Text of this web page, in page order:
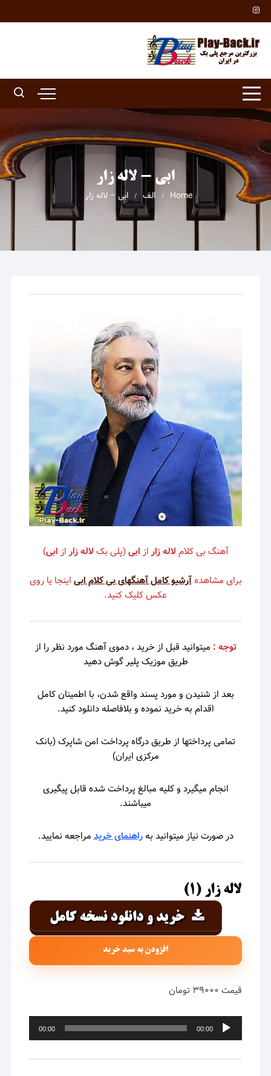
Skip
to
content
ابی - لاله زار
Home الف ابی – لاله زار
آهنگ بی کلام لاله زار از ابی(پلی بک لاله زار از ابی)
برای مشاهدهآرشیو کامل آهنگهای بی کلام ابی اینجا یا روی
عکس کلیک کنید.
توجه : میتوانید قبل از خرید ، دمویآهنگ مورد نظر را از
طریق موزیک پلیر گوش دهید
بعد از شنیدن و مورد پسند واقع شدن، با اطمینان کامل
اقدام به خرید نموده و بلافاصله دانلود کنید.
تمامی پرداختها از طریق درگاه پرداخت امن شاپرک (بانک
مرکزی ایران)
انجام میگیرد و کلیه مبالغ پرداخت شده قابل پیگیری
میباشند.
در صورت نیاز میتوانید به راهنمای خریدمراجعه نمایید.
لاله زار (۱)
افزودن به سبد خرید
قیمت ۳۹۰۰۰ تومان
پخش‌کننده
صوت
00:00
00:00